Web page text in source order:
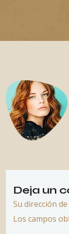
Deja un
Su dirección
Los campos